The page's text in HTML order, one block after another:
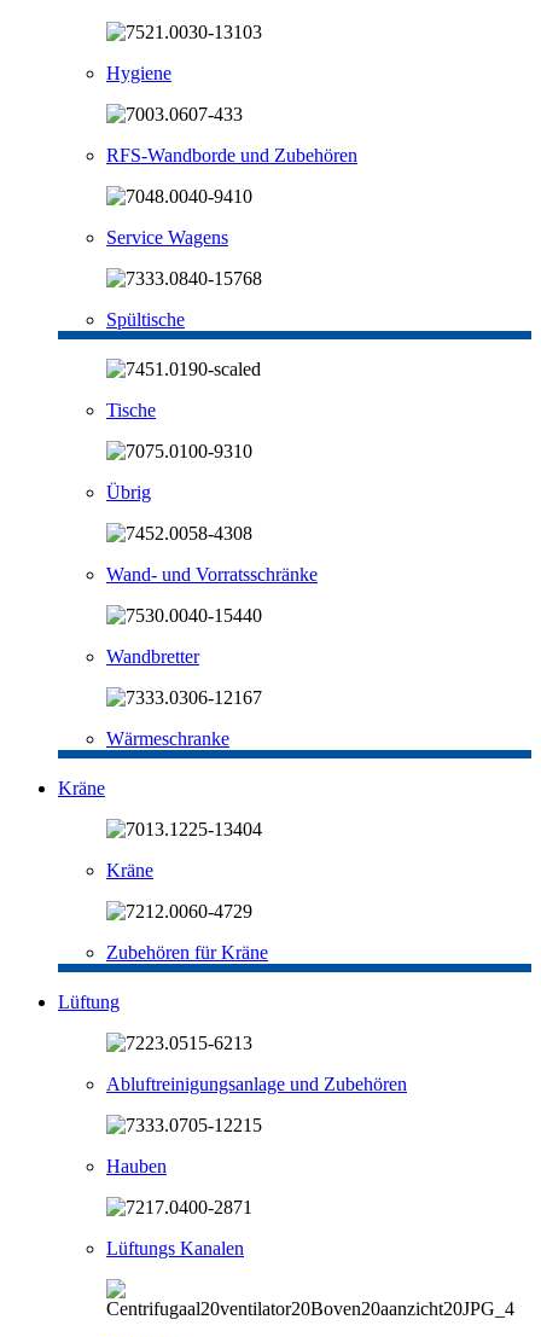
Hygiene
RFS-Wandborde und Zubehören
Service Wagens
Spültische
Tische
Übrig
Wand- und Vorratsschränke
Wandbretter
Wärmeschranke
Kräne
Kräne
Zubehören für Kräne
Lüftung
Abluftreinigungsanlage und Zubehören
Hauben
Lüftungs Kanalen